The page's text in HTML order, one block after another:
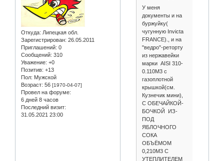
Откуда: Липецкая обл.
Зарегистрирован: 26.05.2011
Приглашений: 0
Сообщений: 310
Уважение: +0
Позитив: +13
Пол: Мужской
Возраст: 56 [1970-04-07]
Провел на форуме:
6 дней 8 часов
Последний визит:
31.05.2021 23:00
У меня
документы и на
буржуйку(
чугунную Invicta
FRANCE)., и на
"ведро"-реторту
из нержавейки
марки AISI 310-
0.110М3 с
газоплотной
крышкой(см.
Кузнечик мини),
С ОБЕЧАЙКОЙ-
БОЧКОЙ ИЗ-
ПОД
ЯБЛОЧНОГО
СОКА
ОБЪЁМОМ
0,210М3 C
УТЕПЛИТЕЛЕМ